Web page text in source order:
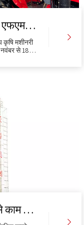
एग्रीटेक्निका 2023 में एफएमवर्ल्ड
कृषि मशीनरी
नवंबर से 18
एक अनाज ड्रायर कैसे काम करता है?